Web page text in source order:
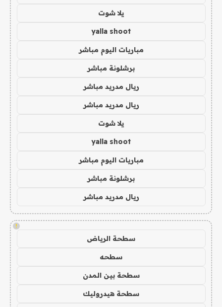
يلا شوت
yalla shoot
مباريات اليوم مباشر
برشلونة مباشر
ريال مدريد مباشر
ريال مدريد مباشر
يلا شوت
yalla shoot
مباريات اليوم مباشر
برشلونة مباشر
ريال مدريد مباشر
!
سطحة الرياض
سطحه
سطحة بين المدن
سطحة هيدروليك